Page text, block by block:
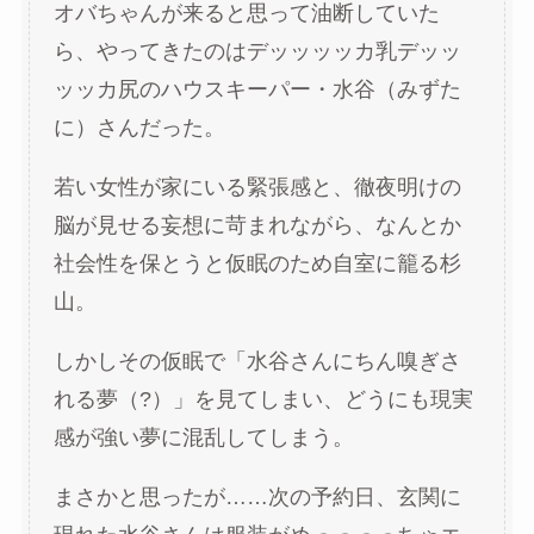
オバちゃんが来ると思って油断していた
ら、やってきたのはデッッッッカ乳デッッ
ッッカ尻のハウスキーパー・水谷（みずた
に）さんだった。
若い女性が家にいる緊張感と、徹夜明けの
脳が見せる妄想に苛まれながら、なんとか
社会性を保とうと仮眠のため自室に籠る杉
山。
しかしその仮眠で「水谷さんにちん嗅ぎさ
れる夢（?）」を見てしまい、どうにも現実
感が強い夢に混乱してしまう。
まさかと思ったが……次の予約日、玄関に